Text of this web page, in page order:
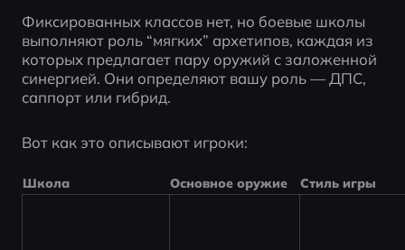
Фиксированных классов нет, но боевые школы
выполняют роль “мягких” архетипов, каждая из
которых предлагает пару оружий с заложенной
синергией. Они определяют вашу роль — ДПС,
саппорт или гибрид.
Вот как это описывают игроки:
Школа Основное оружие Стиль игры